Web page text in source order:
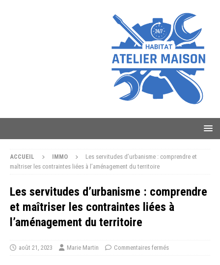
ACCUEIL IMMO
Les servitudes d’urbanisme : comprendre et
maîtriser les contraintes liées à l’aménagement du territoire
Les servitudes d’urbanisme : comprendre
et maîtriser les contraintes liées à
l’aménagement du territoire
août 21, 2023 Marie Martin Commentaires fermés